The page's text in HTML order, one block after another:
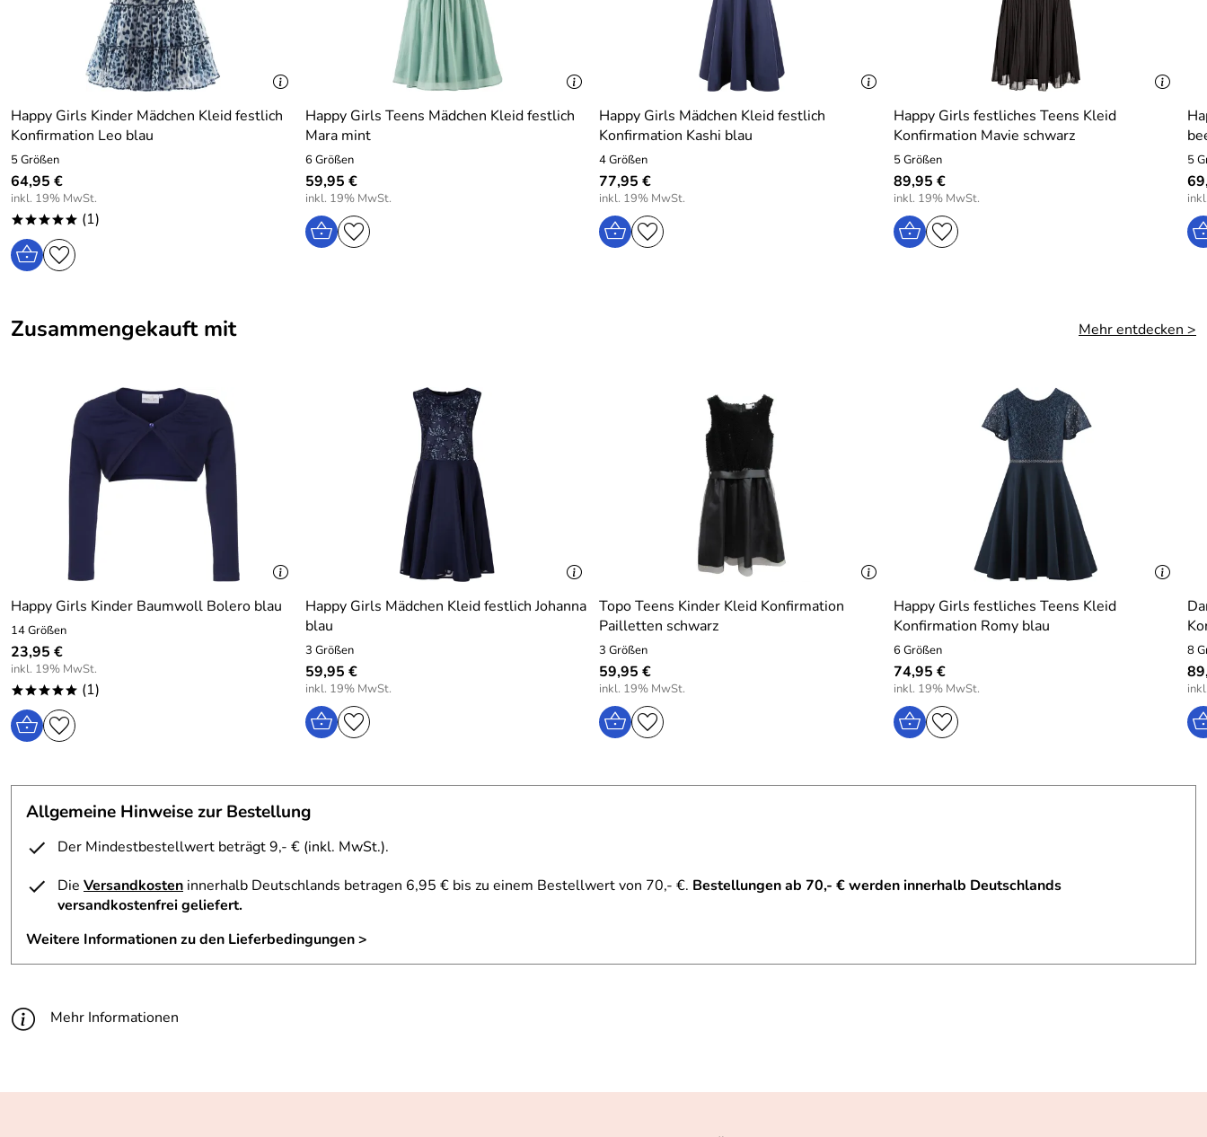
Happy Girls Kinder Mädchen Kleid festlich
Konfirmation Leo blau
5 Größen
64,95 €
inkl. 19% MwSt.
***** (1)
Happy Girls Teens Mädchen Kleid festlich
Mara mint
6 Größen
59,95 €
inkl. 19% MwSt.
Happy Girls Mädchen Kleid festlich
Konfirmation Kashi blau
4 Größen
77,95 €
inkl. 19% MwSt.
Happy Girls festliches Teens Kleid
Konfirmation Mavie schwarz
5 Größen
89,95 €
inkl. 19% MwSt.
5
Zusammengekauft mit Mehr entdecken >
Happy Girls Kinder Baumwoll Bolero blau
14 Größen
23,95 €
inkl. 19% MwSt.
***** (1)
Happy Girls Mädchen Kleid festlich Johanna
blau
3 Größen
59,95 €
inkl. 19% MwSt.
Topo Teens Kinder Kleid Konfirmation
Pailletten schwarz
3 Größen
59,95 €
inkl. 19% MwSt.
Happy Girls festliches Teens Kleid
Konfirmation Romy blau
6 Größen
74,95 €
inkl. 19% MwSt.
8
Allgemeine Hinweise zur Bestellung
Der Mindestbestellwert beträgt 9,- € (inkl. MwSt.).
Die Versandkosten innerhalb Deutschlands betragen 6,95 € bis zu einem Bestellwert von 70,- €. Bestellungen ab 70,- € werden innerhalb Deutschlands
versandkostenfrei geliefert.
Weitere Informationen zu den Lieferbedingungen >
Mehr Informationen